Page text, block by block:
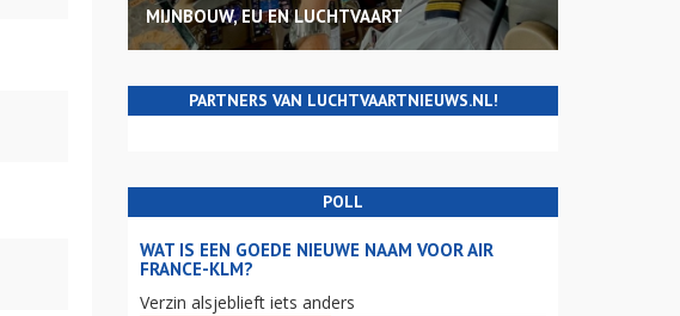
MIJNBOUW, EU EN LUCHTVAART
PARTNERS VAN LUCHTVAARTNIEUWS.NL!
POLL
WAT IS EEN GOEDE NIEUWE NAAM VOOR AIR
FRANCE-KLM?
Verzin alsjeblieft iets anders